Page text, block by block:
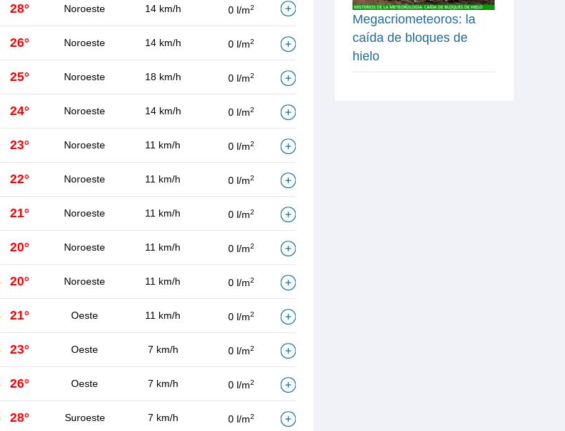
28° Noroeste 14 km/h 0 l/m2
26° Noroeste 14 km/h 0 l/m2
25° Noroeste 18 km/h 0 l/m2
24° Noroeste 14 km/h 0 l/m2
23° Noroeste 11 km/h 0 l/m2
22° Noroeste 11 km/h 0 l/m2
21° Noroeste 11 km/h 0 l/m2
20° Noroeste 11 km/h 0 l/m2
20° Noroeste 11 km/h 0 l/m2
21° Oeste 11 km/h 0 l/m2
23° Oeste 7 km/h 0 l/m2
26° Oeste 7 km/h 0 l/m2
28° Suroeste 7 km/h 0 l/m2
Megacriometeoros: la
caída de bloques de
hielo